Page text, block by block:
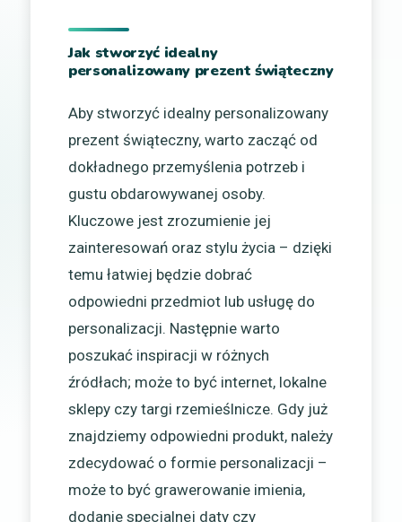
Jak stworzyć idealny
personalizowany prezent świąteczny
Aby stworzyć idealny personalizowany
prezent świąteczny, warto zacząć od
dokładnego przemyślenia potrzeb i
gustu obdarowywanej osoby.
Kluczowe jest zrozumienie jej
zainteresowań oraz stylu życia – dzięki
temu łatwiej będzie dobrać
odpowiedni przedmiot lub usługę do
personalizacji. Następnie warto
poszukać inspiracji w różnych
źródłach; może to być internet, lokalne
sklepy czy targi rzemieślnicze. Gdy już
znajdziemy odpowiedni produkt, należy
zdecydować o formie personalizacji –
może to być grawerowanie imienia,
dodanie specjalnej daty czy